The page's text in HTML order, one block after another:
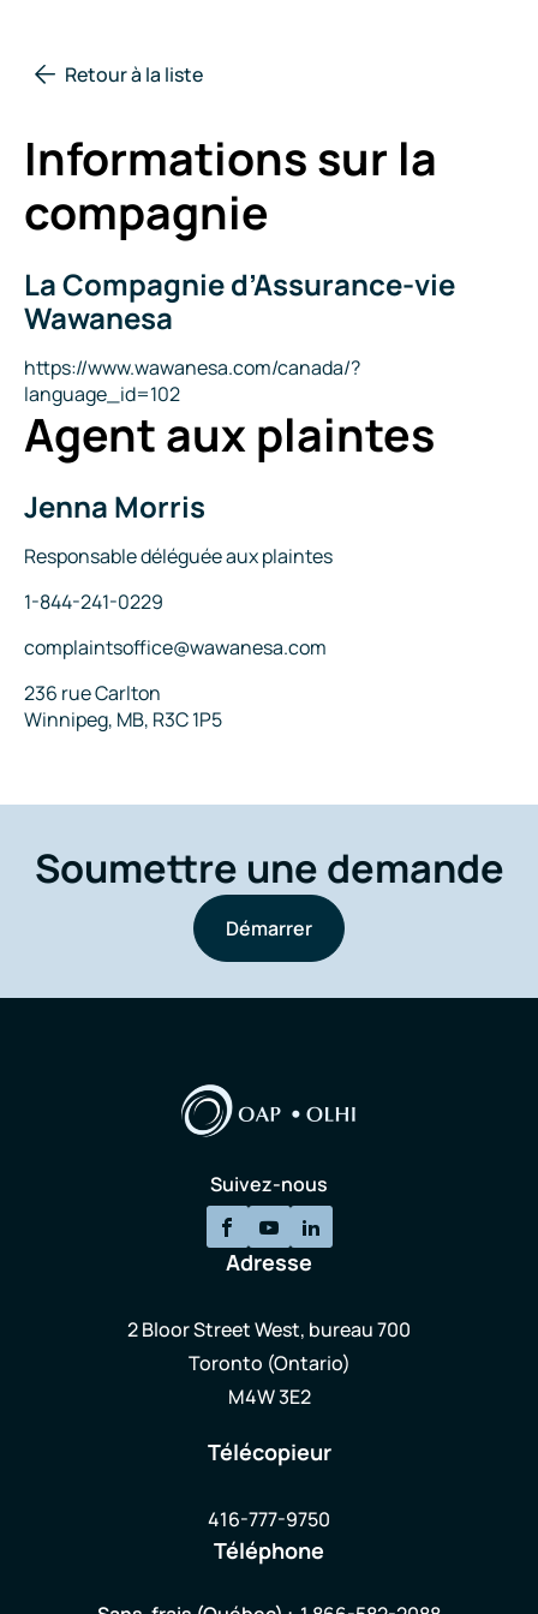
Retour à la liste
Informations sur la
compagnie
Nom
de
la
compagnie
La Compagnie d’Assurance-vie
Wawanesa
Site
Internet
https://www.wawanesa.com/canada/?
language_id=102
Agent aux plaintes
Nom
Jenna Morris
Titre
Responsable déléguée aux plaintes
Téléphone
1-844-241-0229
Courriel
complaintsoffice@wawanesa.com
Adresse
236 rue Carlton
Winnipeg, MB, R3C 1P5
Soumettre une demande
Démarrer
Suivez-nous
Adresse
2 Bloor Street West, bureau 700
Toronto (Ontario)
M4W 3E2
Télécopieur
416-777-9750
Téléphone